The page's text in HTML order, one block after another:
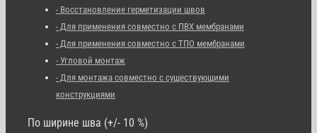
- Восстановление герметизации швов
- Для применения совместно с ПВХ мембранами
- Для применения совместно с ТПО мембранами
- Угловой монтаж
- Для монтажа совместно с существующими
конструкциями
По ширине шва (+/- 10 %)